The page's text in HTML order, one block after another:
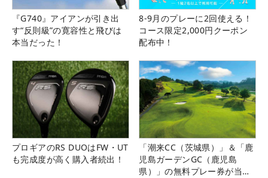
『G740』アイアンが引き出
す“反則級”の寛容性と飛びは
本当だった！
8-9月のプレーに2回使える！
コース限定2,000円クーポン
配布中！
プロギアのRS DUOはFW・UT
も完成度が高く購入者続出！
「潮来CC（茨城県）」＆「鹿
児島ガーデンGC（鹿児島
県）」の無料プレー券が当た